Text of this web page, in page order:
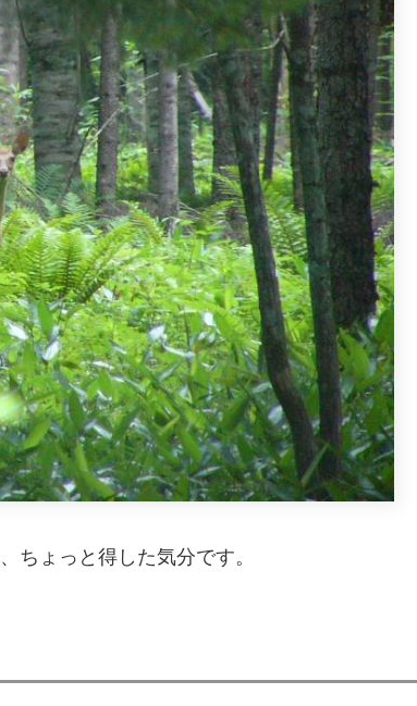
ちょっと得した気分です。